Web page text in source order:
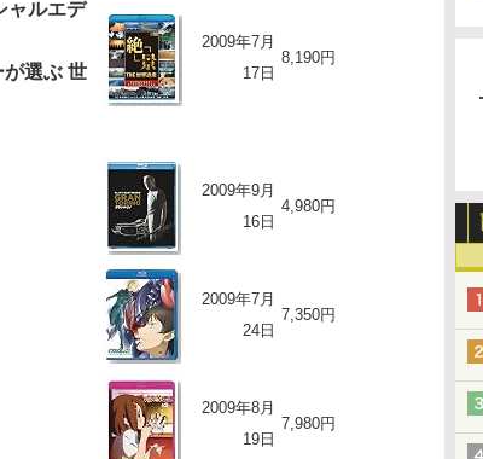
ャルエデ
選ぶ 世
2009年7月
17日
8,190円
2009年9月
16日
4,980円
2009年7月
24日
7,350円
2009年8月
19日
7,980円